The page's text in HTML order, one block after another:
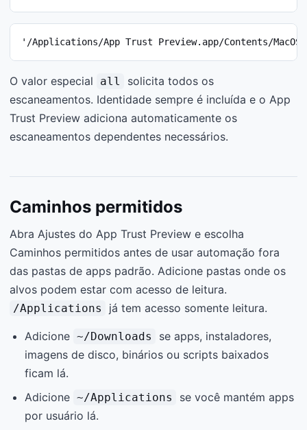
'/Applications/App Trust Preview.app/Contents/
O valor especial all
solicita todos os
escaneamentos. Identidade sempre é incluída e o App
Trust Preview adiciona automaticamente os
escaneamentos dependentes necessários.
Caminhos permitidos
Abra Ajustes do App Trust Preview e escolha
Caminhos permitidos antes de usar automação fora
das pastas de apps padrão. Adicione pastas onde os
alvos podem estar com acesso de leitura.
/Applications já tem acesso somente leitura.
Adicione ~/Downloads
se apps, instaladores,
imagens de disco, binários ou scripts baixados
ficam lá.
Adicione ~/Applications
se você mantém apps
por usuário lá.